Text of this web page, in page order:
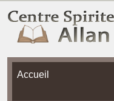
Accueil